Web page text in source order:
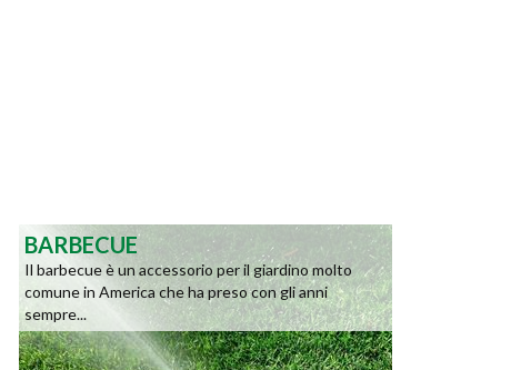
BARBECUE
Il barbecue è un accessorio per il giardino molto
comune in America che ha preso con gli anni
sempre...